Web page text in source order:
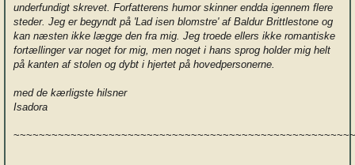
underfundigt skrevet. Forfatterens humor skinner endda igennem flere
steder. Jeg er begyndt på 'Lad isen blomstre' af Baldur Brittlestone og
kan næsten ikke lægge den fra mig. Jeg troede ellers ikke romantiske
fortællinger var noget for mig, men noget i hans sprog holder mig helt
på kanten af stolen og dybt i hjertet på hovedpersonerne.
med de kærligste hilsner
Isadora